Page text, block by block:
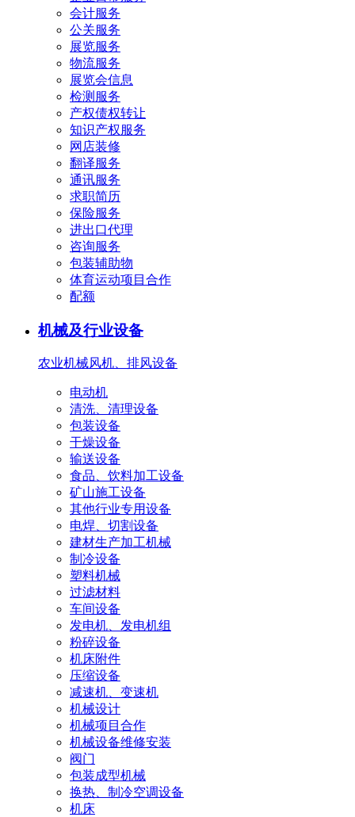
会计服务
公关服务
展览服务
物流服务
展览会信息
检测服务
产权债权转让
知识产权服务
网店装修
翻译服务
通讯服务
求职简历
保险服务
进出口代理
咨询服务
包装辅助物
体育运动项目合作
配额
机械及行业设备
农业机械风机、排风设备
电动机
清洗、清理设备
包装设备
干燥设备
输送设备
食品、饮料加工设备
矿山施工设备
其他行业专用设备
电焊、切割设备
建材生产加工机械
制冷设备
塑料机械
过滤材料
车间设备
发电机、发电机组
粉碎设备
机床附件
压缩设备
减速机、变速机
机械设计
机械项目合作
机械设备维修安装
阀门
包装成型机械
换热、制冷空调设备
机床